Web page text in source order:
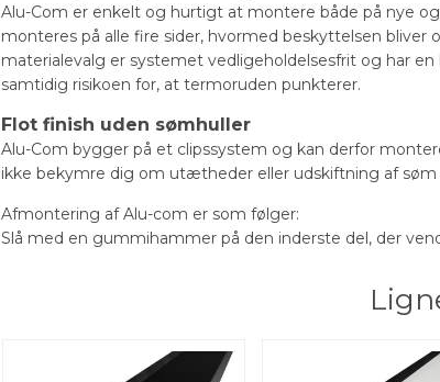
Alu-Com er enkelt og hurtigt at montere både på nye
monteres på alle fire sider, hvormed beskyttelsen bliver
materialevalg er systemet vedligeholdelsesfrit og har
samtidig risikoen for, at termoruden punkterer.
Flot finish uden sømhuller
Alu-Com bygger på et clipssystem og kan derfor
ikke bekymre dig om utætheder eller udskiftning af søm
Afmontering af Alu-com er som følger:
Slå med en gummihammer på den inderste del, der